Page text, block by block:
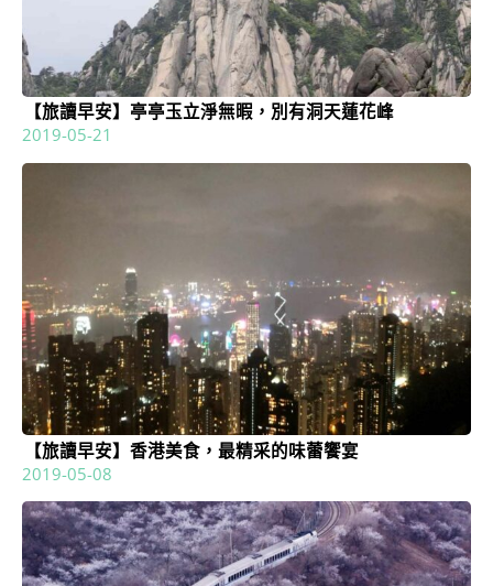
【旅讀早安】亭亭玉立淨無暇，別有洞天蓮花峰
2019-05-21
【旅讀早安】香港美食，最精采的味蕾饗宴
2019-05-08